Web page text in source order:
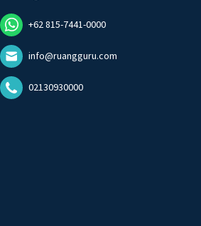
+62 815-7441-0000
info@ruangguru.com
02130930000